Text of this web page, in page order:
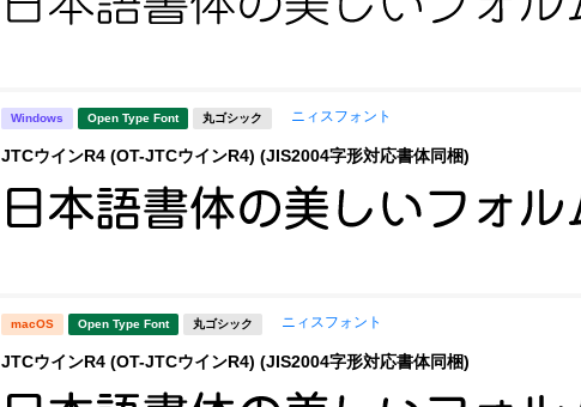
Windows Open Type Font 丸ゴシック ニィスフォント
JTCウインR4 (OT-JTCウインR4) (JIS2004字形対応書体同梱)
macOS Open Type Font 丸ゴシック ニィスフォント
JTCウインR4 (OT-JTCウインR4) (JIS2004字形対応書体同梱)